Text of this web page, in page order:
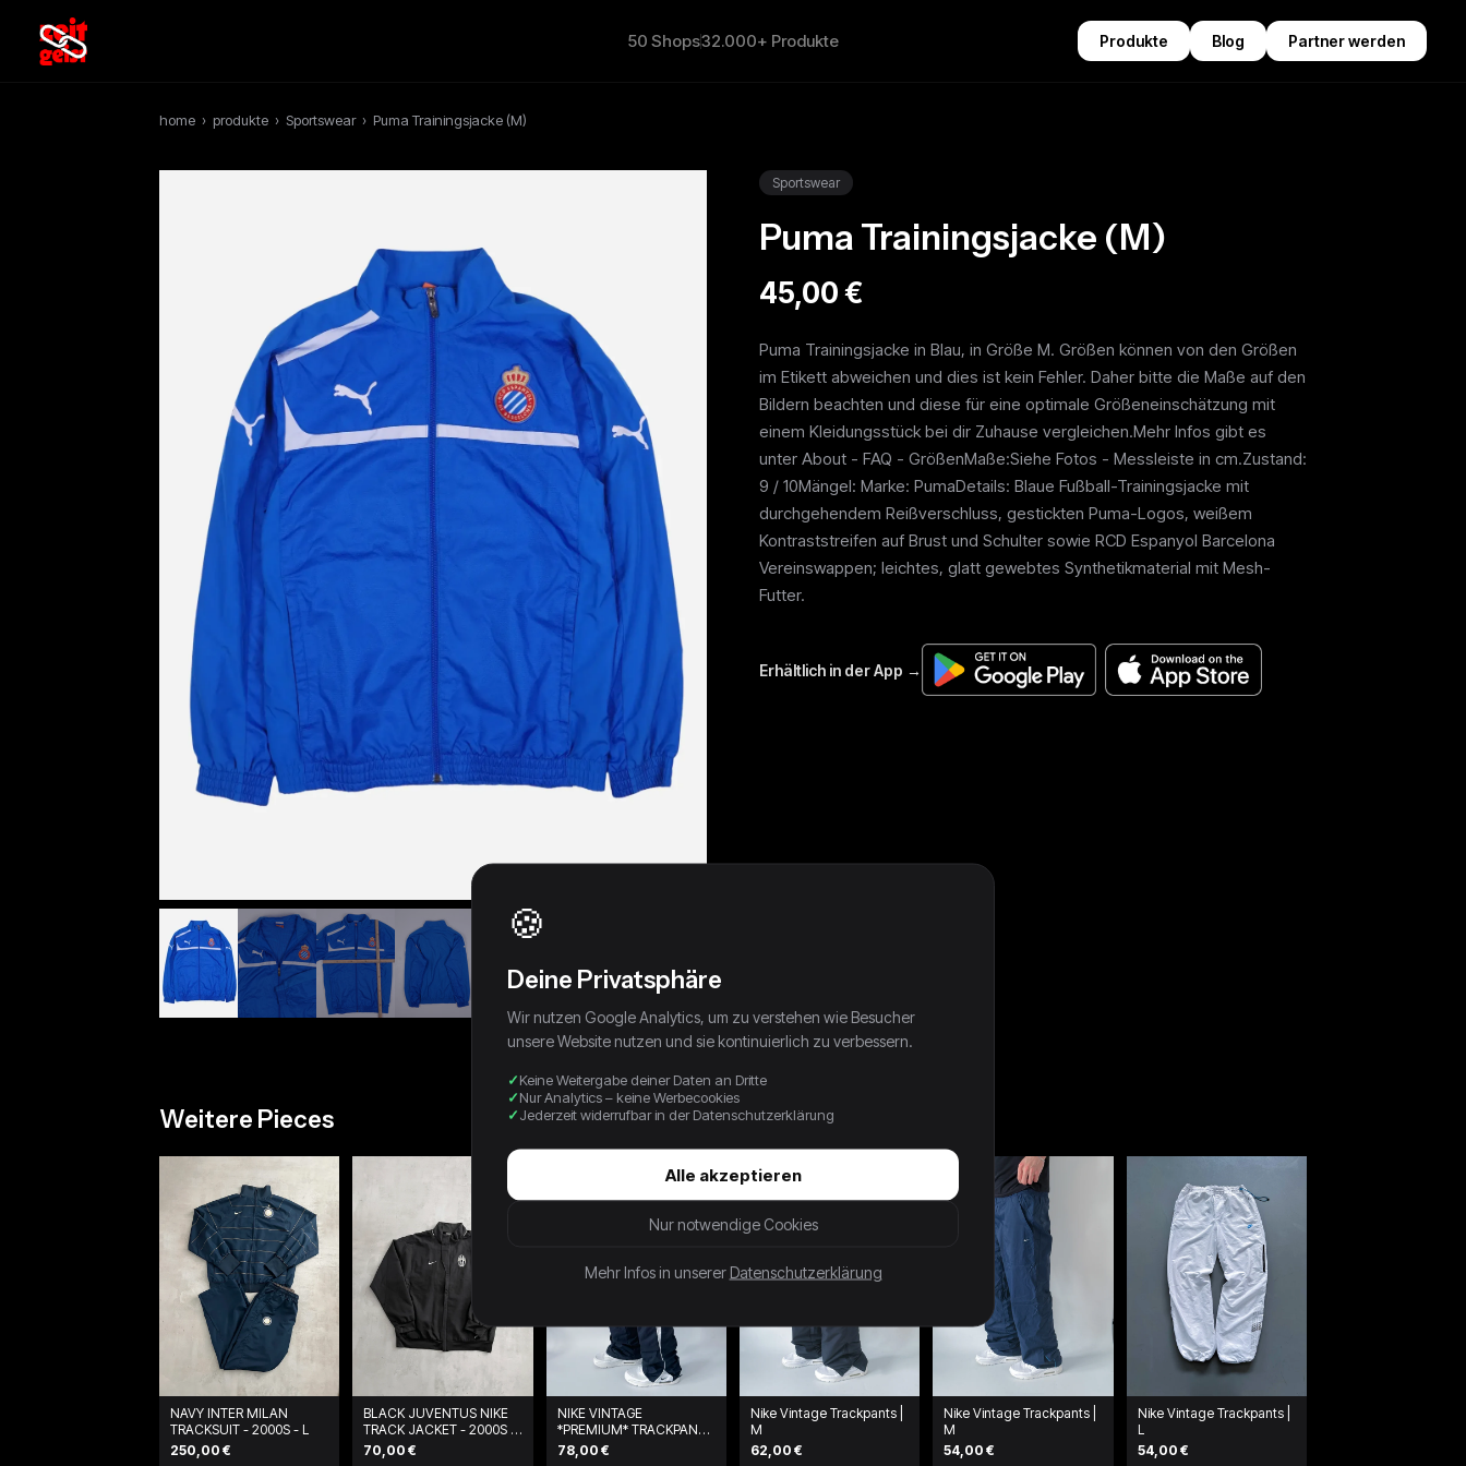
50 Shops32.000+ Produkte Produkte Blog Partner werden
home › produkte › Sportswear › Puma Trainingsjacke (M)
Sportswear
Puma Trainingsjacke (M)
45,00 €
Puma Trainingsjacke in Blau, in Größe M. Größen können von den Größen
im Etikett abweichen und dies ist kein Fehler. Daher bitte die Maße auf den
Bildern beachten und diese für eine optimale Größeneinschätzung mit
einem Kleidungsstück bei dir Zuhause vergleichen.Mehr Infos gibt es
unter About - FAQ - GrößenMaße:Siehe Fotos - Messleiste in cm.Zustand:
9 / 10Mängel: Marke: PumaDetails: Blaue Fußball-Trainingsjacke mit
durchgehendem Reißverschluss, gestickten Puma-Logos, weißem
Kontraststreifen auf Brust und Schulter sowie RCD Espanyol Barcelona
Vereinswappen; leichtes, glatt gewebtes Synthetikmaterial mit Mesh-
Futter.
Weitere Pieces
NAVY INTER MILAN
TRACKSUIT - 2000S - L
250,00 €
BLACK JUVENTUS NIKE
TRACK JACKET - 2000S -
L
70,00 €
NIKE VINTAGE
*PREMIUM* TRACKPANTS
| L
78,00 €
Nike Vintage Trackpants |
M
62,00 €
Nike Vintage Trackpants |
M
54,00 €
Nike Vintage Trackpants |
L
54,00 €
🍪
Deine Privatsphäre
Wir nutzen Google Analytics, um zu verstehen wie Besucher
unsere Website nutzen und sie kontinuierlich zu verbessern.
Keine Weitergabe deiner Daten an Dritte
Nur Analytics – keine Werbecookies
Jederzeit widerrufbar in der Datenschutzerklärung
Alle akzeptieren
Nur notwendige Cookies
Mehr Infos in unserer Datenschutzerklärung